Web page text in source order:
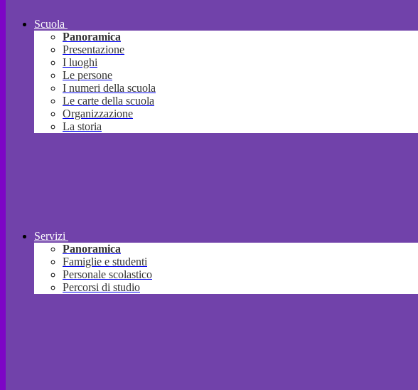
Scuola
Panoramica
Presentazione
I luoghi
Le persone
I numeri della scuola
Le carte della scuola
Organizzazione
La storia
Servizi
Panoramica
Famiglie e studenti
Personale scolastico
Percorsi di studio